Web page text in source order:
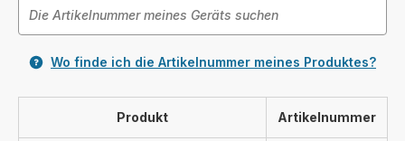
Wo finde ich die Artikelnummer meines Produktes?
Produkt Artikelnummer